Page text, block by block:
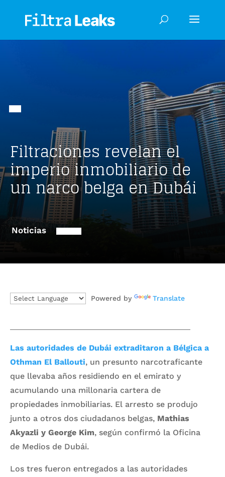
Filtraciones revelan el
imperio inmobiliario de
un narco belga en Dubái
Noticias
Powered by Translate
Las autoridades de Dubái extraditaron a Bélgica a
Othman El Ballouti, un presunto narcotraficante
que llevaba años residiendo en el emirato y
acumulando una millonaria cartera de
propiedades inmobiliarias. El arresto se produjo
junto a otros dos ciudadanos belgas, Mathias
Akyazli y George Kim, según confirmó la Oficina
de Medios de Dubái.
Los tres fueron entregados a las autoridades